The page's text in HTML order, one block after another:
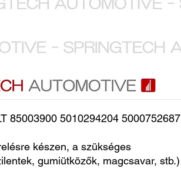
85003900 5010294204 5000752687
készen, a szükséges
gumiütközők, magcsavar, stb.)